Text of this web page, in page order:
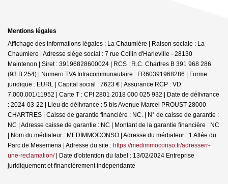
Mentions légales
Affichage des informations légales : La Chaumière | Raison sociale : La
Chaumiere | Adresse siège social : 7 rue Collin d'Harleville - 28130
Maintenon | Siret : 39196828600024 | RCS : R.C. Chartres B 391 968 286
(93 B 254) | Numero TVA Intracommunautaire : FR60391968286 | Forme
juridique : EURL | Capital social : 7623 € | Assurance RCP : VD
7.000.001/11952 | Carte T : CPI 2801 2018 000 025 932 | Date de délivrance
: 2024-03-22 | Lieu de délivrance : 5 bis Avenue Marcel PROUST 28000
CHARTRES | Caisse de garantie financière : NC. | N° de caisse de garantie :
NC | Adresse caisse de garantie : NC | Montant de la garantie financière : NC
| Nom du médiateur : MEDIMMOCONSO | Adresse du médiateur : 1 Allée du
Parc de Mesemena | Adresse du site : https://medimmoconso.fr/adresserr-
une-reclamation/| Date d'obtention du label : 13/02/2024 Entreprise
juridiquement et financièrement indépendante